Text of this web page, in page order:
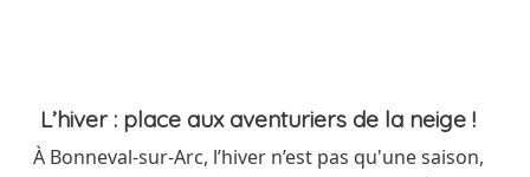
L’hiver : place aux aventuriers de la neige !
À Bonneval-sur-Arc, l’hiver n’est pas qu'une saison,